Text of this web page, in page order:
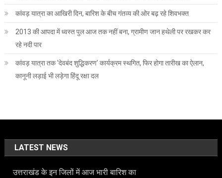
कांवड़ यात्रा का आखिरी दिन, बारिश के बीच गंतव्य की ओर बढ़ रहे शिवभक्त
2013 की आपदा में ध्वस्त पुल आज तक नहीं बना, ग्रामीण जान हथेली पर रखकर कर
रहे नदी पार
कांवड़ यात्रा तक ‘देवबंद शुद्धिकरण’ कार्यक्रम स्थगित, फिर होगा तारीख का ऐलान,
कानूनी लड़ाई भी लड़ेगा हिंदू रक्षा दल
LATEST NEWS
उत्तराखंड के इन जिलों में आज भारी बारिश का